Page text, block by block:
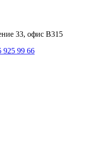
33, офис В315
925 99 66